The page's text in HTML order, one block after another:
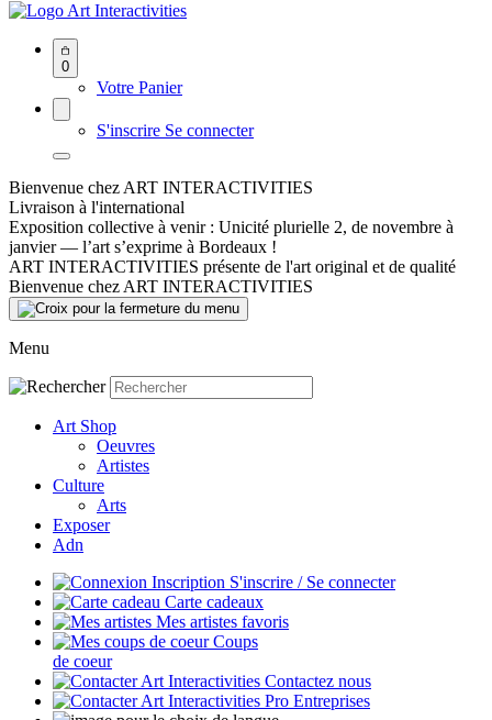
Art Interactivities
0
Votre Panier
S'inscrire Se connecter
Bienvenue chez ART INTERACTIVITIES
Livraison à l'international
Exposition collective à venir : Unicité plurielle 2, de novembre à
janvier — l’art s’exprime à Bordeaux !
ART INTERACTIVITIES présente de l'art original et de qualité
Bienvenue chez ART INTERACTIVITIES
Menu
Art Shop
Oeuvres
Artistes
Culture
Arts
Exposer
Adn
S'inscrire / Se connecter
Carte cadeaux
Mes artistes favoris
Coups
de coeur
Contactez nous
Entreprises